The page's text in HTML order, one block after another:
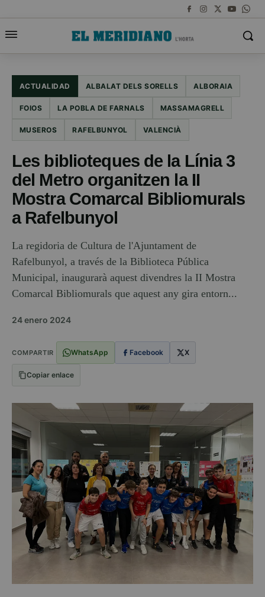
ACTUALIDAD ALBALAT DELS SORELLS ALBORAIA
FOIOS LA POBLA DE FARNALS MASSAMAGRELL
MUSEROS RAFELBUNYOL VALENCIÀ
Les biblioteques de la Línia 3
del Metro organitzen la II
Mostra Comarcal Bibliomurals
a Rafelbunyol
La regidoria de Cultura de l'Ajuntament de
Rafelbunyol, a través de la Biblioteca Pública
Municipal, inaugurarà aquest divendres la II Mostra
Comarcal Bibliomurals que aquest any gira entorn...
24 enero 2024
COMPARTIR WhatsApp Facebook X
Copiar enlace